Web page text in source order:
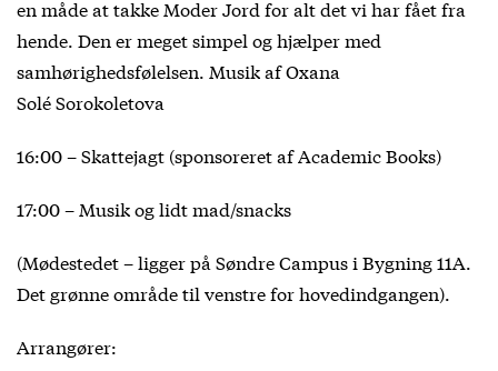
en måde at takke Moder Jord for alt det vi har fået fra
hende. Den er meget simpel og hjælper med
samhørighedsfølelsen. Musik af Oxana
Solé Sorokoletova
16:00 – Skattejagt (sponsoreret af Academic Books)
17:00 – Musik og lidt mad/snacks
(Mødestedet – ligger på Søndre Campus i Bygning 11A.
Det grønne område til venstre for hovedindgangen).
Arrangører: